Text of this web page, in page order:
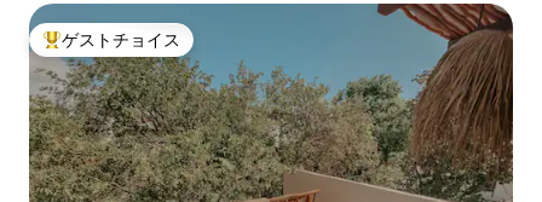
大好評のゲストチョイスです。
ゲストチョイス